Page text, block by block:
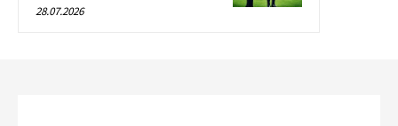
28.07.2026